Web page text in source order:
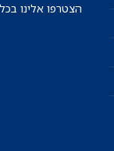
הצטרפו אלינו